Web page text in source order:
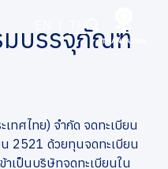
TH
มบรรจุภัณฑ์
ทศไทย) จำกัด จดทะเบียน
2521 ด้วยทุนจดทะเบียน
าเป็นบริษัทจดทะเบียนใน